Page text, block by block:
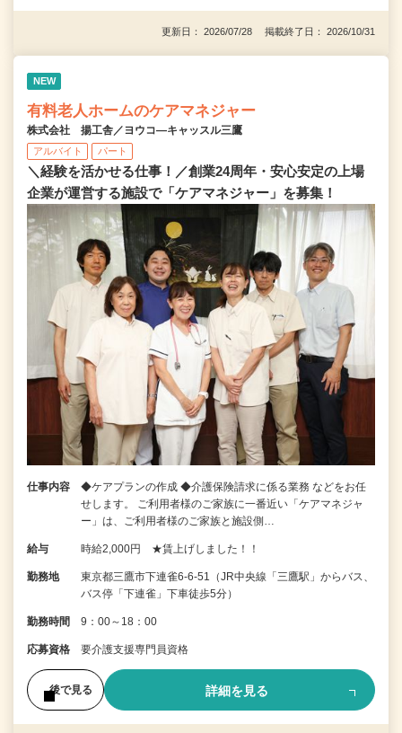
更新日： 2026/07/28 掲載終了日： 2026/10/31
NEW
有料老人ホームのケアマネジャー
株式会社 揚工舎／ヨウコ―キャッスル三鷹
アルバイト パート
＼経験を活かせる仕事！／創業24周年・安心安定の上場
企業が運営する施設で「ケアマネジャー」を募集！
仕事内容
◆ケアプランの作成 ◆介護保険請求に係る業務 などをお任
せします。 ご利用者様のご家族に一番近い「ケアマネジャ
ー」は、ご利用者様のご家族と施設側…
給与 時給2,000円 ★賃上げしました！！
勤務地
東京都三鷹市下連雀6‐6‐51（JR中央線「三鷹駅」からバス、
バス停「下連雀」下車徒歩5分）
勤務時間 9：00～18：00
応募資格 要介護支援専門員資格
後で見る 詳細を見る